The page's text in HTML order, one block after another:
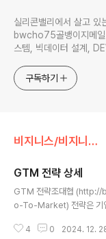
실리콘밸리에서 살고 있
bwcho75골뱅이지메일
스템, 빅데이터 설계,
한 기술 멘토링과 강의 진행합니
https://
구독하기
비지니스/비지니스와 세일즈
GTM 전략 상세
GTM 전략조대협
o-To-Market) 전략은 기
다. 목표 고객 정의, 가치 제
4 0 2024. 12.